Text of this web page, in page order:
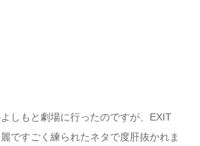
しもと劇場に行ったのですが、EXIT
ですごく練られたネタで度肝抜かれま